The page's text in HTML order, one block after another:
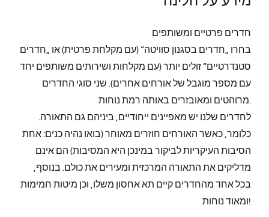
חדרים פרטיים ומשותפים
בחרו „חדרים בסגנון סוויטה“ (עם מקלחת פרטית) או „חדרים
סטנדרטיים“ זולים יותר (עם מקלחות ושירותים משותפים יחד
עם מספר מוגבל של אורחים אחרים). שני סוגי החדרים
לחדרים שלנו יש מאפיינים ייחודיים, ביניהם גם התאורה.
כלומר, כאשר האורחים חוזרים מאוחר (בואו נהיה כנים: אחת
הסיבות העיקריות לביקור במינכן היא המסיבות) הם אינם
מדליקים את התאורה המרכזית ומעירים את כולם. בנוסף,
בכל אחד מהחדרים קיים תא אחסון משלו, וכן מיטות חמימות
ומאוד נוחות!